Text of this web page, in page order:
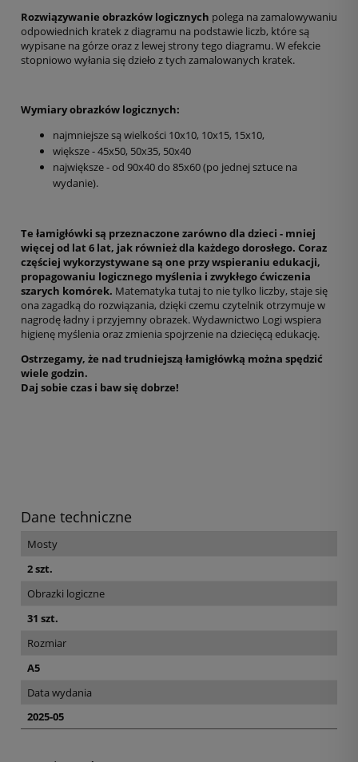
Rozwiązywanie obrazków logicznych polega na zamalowywaniu
odpowiednich kratek z diagramu na podstawie liczb, które są
wypisane na górze oraz z lewej strony tego diagramu. W efekcie
stopniowo wyłania się dzieło z tych zamalowanych kratek.
Wymiary obrazków logicznych:
najmniejsze są wielkości 10x10, 10x15, 15x10,
większe - 45x50, 50x35, 50x40
największe - od 90x40 do 85x60 (po jednej sztuce na
wydanie).
Te łamigłówki są przeznaczone zarówno dla dzieci - mniej
więcej od lat 6 lat, jak również dla każdego dorosłego. Coraz
częściej wykorzystywane są one przy wspieraniu edukacji,
propagowaniu logicznego myślenia i zwykłego ćwiczenia
szarych komórek. Matematyka tutaj to nie tylko liczby, staje się
ona zagadką do rozwiązania, dzięki czemu czytelnik otrzymuje w
nagrodę ładny i przyjemny obrazek. Wydawnictwo Logi wspiera
higienę myślenia oraz zmienia spojrzenie na dziecięcą edukację.
Ostrzegamy, że nad trudniejszą łamigłówką można spędzić
wiele godzin.
Daj sobie czas i baw się dobrze!
Dane techniczne
Mosty
2 szt.
Obrazki logiczne
31 szt.
Rozmiar
A5
Data wydania
2025-05